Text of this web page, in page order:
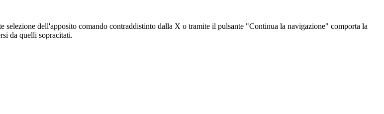
dell'apposito comando contraddistinto dalla X o tramite il pulsante "Continua la navigazione" comporta la
da quelli sopracitati.